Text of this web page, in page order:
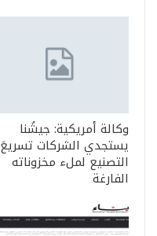
وكالة أمريكية: جيشُنا
يستجدي الشركات تسريعَ
التصنيع لملء مخزوناته
الفارغة